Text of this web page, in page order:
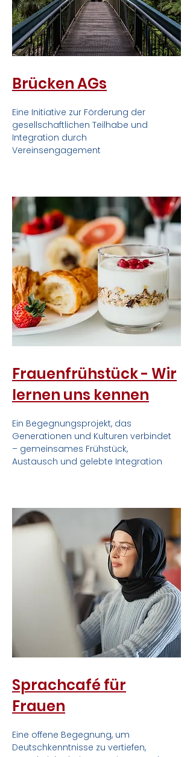
Brücken AGs
Eine Initiative zur Förderung der
gesellschaftlichen Teilhabe und
Integration durch
Vereinsengagement
Frauenfrühstück - Wir
lernen uns kennen
Ein Begegnungsprojekt, das
Generationen und Kulturen verbindet
– gemeinsames Frühstück,
Austausch und gelebte Integration
Sprachcafé für
Frauen
Eine offene Begegnung, um
Deutschkenntnisse zu vertiefen,